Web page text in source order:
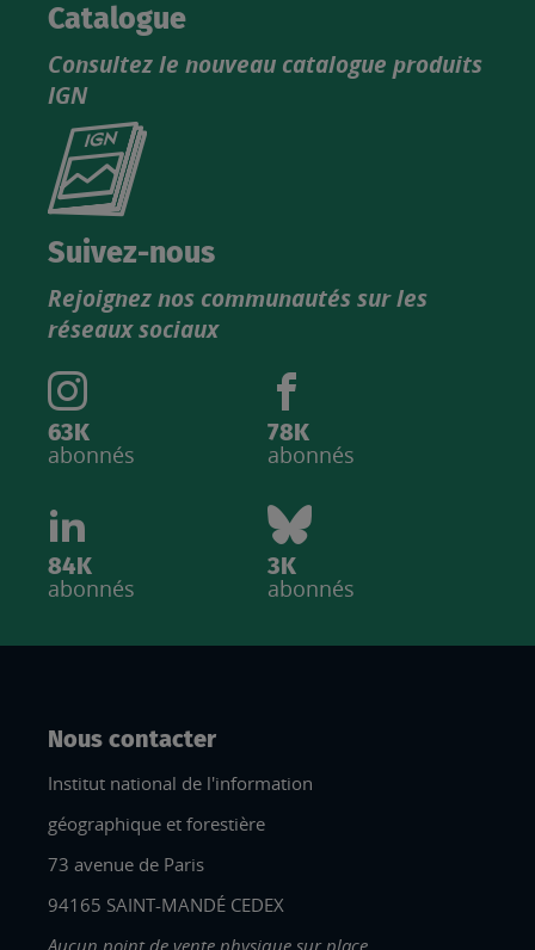
Catalogue
Consultez le nouveau catalogue produits
IGN
Consultez
catalogue
Suivez-nous
Rejoignez nos communautés sur les
réseaux sociaux
63K
abonnés
78K
abonnés
84K
abonnés
3K
abonnés
Nous contacter
Institut national de l'information
géographique et forestière
73 avenue de Paris
94165 SAINT-MANDÉ CEDEX